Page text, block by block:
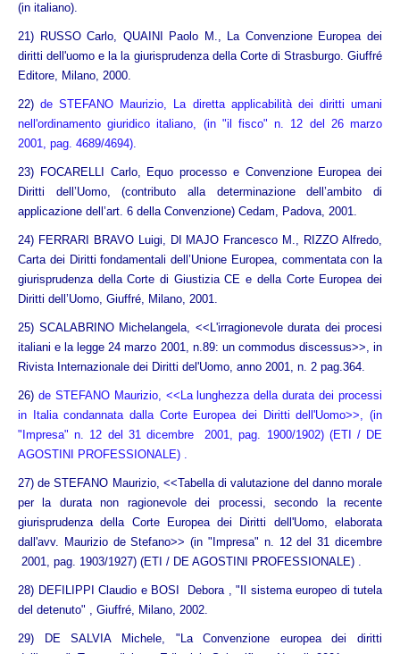
(in italiano).
21) RUSSO Carlo, QUAINI Paolo M., La Convenzione Europea dei
diritti dell'uomo e la la giurisprudenza della Corte di Strasburgo. Giuffré
Editore, Milano, 2000.
22) de STEFANO Maurizio, La diretta applicabilità dei diritti umani
nell'ordinamento giuridico italiano, (in "il fisco" n. 12 del 26 marzo
2001, pag. 4689/4694).
23) FOCARELLI Carlo, Equo processo e Convenzione Europea dei
Diritti dell’Uomo, (contributo alla determinazione dell’ambito di
applicazione dell’art. 6 della Convenzione) Cedam, Padova, 2001.
24) FERRARI BRAVO Luigi, DI MAJO Francesco M., RIZZO Alfredo,
Carta dei Diritti fondamentali dell’Unione Europea, commentata con la
giurisprudenza della Corte di Giustizia CE e della Corte Europea dei
Diritti dell’Uomo, Giuffré, Milano, 2001.
25) SCALABRINO Michelangela, <<L'irragionevole durata dei procesi
italiani e la legge 24 marzo 2001, n.89: un commodus discessus>>, in
Rivista Internazionale dei Diritti del'Uomo, anno 2001, n. 2 pag.364.
26) de STEFANO Maurizio, <<La lunghezza della durata dei processi
in Italia condannata dalla Corte Europea dei Diritti dell'Uomo>>, (in
"Impresa" n. 12 del 31 dicembre 2001, pag. 1900/1902) (ETI / DE
AGOSTINI PROFESSIONALE) .
27)de STEFANO Maurizio, <<Tabella di valutazione del danno morale
per la durata non ragionevole dei processi, secondo la recente
giurisprudenza della Corte Europea dei Diritti dell'Uomo, elaborata
dall'avv. Maurizio de Stefano>> (in "Impresa" n. 12 del 31 dicembre
2001, pag. 1903/1927) (ETI / DE AGOSTINI PROFESSIONALE) .
28) DEFILIPPI Claudio e BOSI Debora , "Il sistema europeo di tutela
del detenuto" , Giuffré, Milano, 2002.
29) DE SALVIA Michele, "La Convenzione europea dei diritti